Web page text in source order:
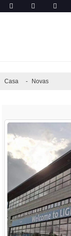
Casa Novas